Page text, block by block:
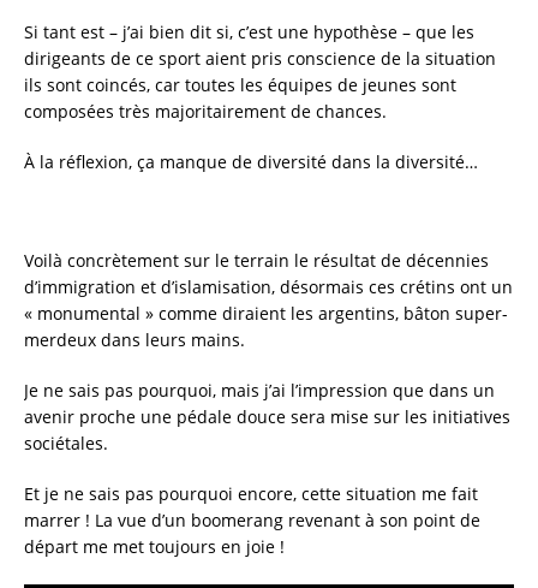
Si tant est – j’ai bien dit si, c’est une hypothèse – que les
dirigeants de ce sport aient pris conscience de la situation
ils sont coincés, car toutes les équipes de jeunes sont
composées très majoritairement de chances.
À la réflexion, ça manque de diversité dans la diversité…
Voilà concrètement sur le terrain le résultat de décennies
d’immigration et d’islamisation, désormais ces crétins ont un
« monumental » comme diraient les argentins, bâton super-
merdeux dans leurs mains.
Je ne sais pas pourquoi, mais j’ai l’impression que dans un
avenir proche une pédale douce sera mise sur les initiatives
sociétales.
Et je ne sais pas pourquoi encore, cette situation me fait
marrer ! La vue d’un boomerang revenant à son point de
départ me met toujours en joie !